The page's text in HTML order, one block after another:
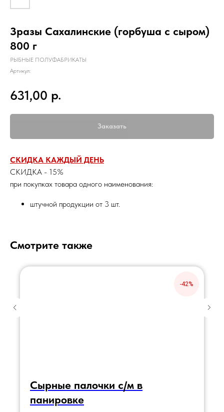
Зразы Сахалинские (горбуша с сыром)
800 г
РЫБНЫЕ ПОЛУФАБРИКАТЫ
Артикул:
631,00 р.
Заказать
СКИДКА КАЖДЫЙ ДЕНЬ
СКИДКА - 15%
при покупках товара одного наименования:
штучной продукции от 3 шт.
Смотрите также
-42%
Сырные палочки с/м в
панировке